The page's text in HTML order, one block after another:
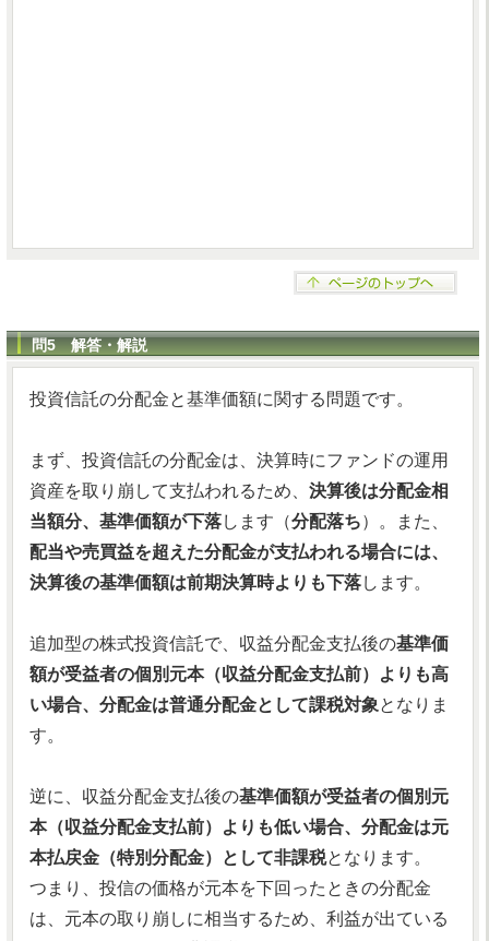
問5 解答・解説
投資信託の分配金と基準価額に関する問題です。
まず、投資信託の分配金は、決算時にファンドの運用
資産を取り崩して支払われるため、 決算後は分配金相
当額分、基準価額が下落します（分配落ち）。また、
配当や売買益を超えた分配金が支払われる場合には、
決算後の基準価額は前期決算時よりも下落します。
追加型の株式投資信託で、収益分配金支払後の基準価
額が受益者の個別元本（収益分配金支払前）よりも高
い場合、分配金は普通分配金として課税対象となりま
す。
逆に、収益分配金支払後の基準価額が受益者の個別元
本（収益分配金支払前）よりも低い場合、分配金は元
本払戻金（特別分配金）として非課税となります。
つまり、投信の価格が元本を下回ったときの分配金
は、元本の取り崩しに相当するため、利益が出ている